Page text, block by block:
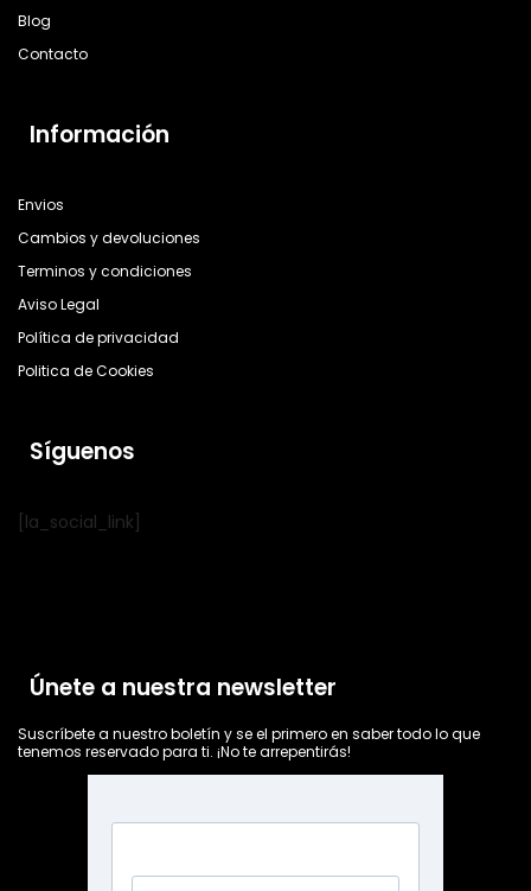
Blog
Contacto
Información
Envios
Cambios y devoluciones
Terminos y condiciones
Aviso Legal
Política de privacidad
Politica de Cookies
Síguenos
[la_social_link]
Únete a nuestra newsletter
Suscríbete a nuestro boletín y se el primero en saber todo lo que
tenemos reservado para ti. ¡No te arrepentirás!